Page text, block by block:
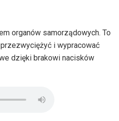
organów samorządowych. To
i wypracować
dzięki brakowi nacisków